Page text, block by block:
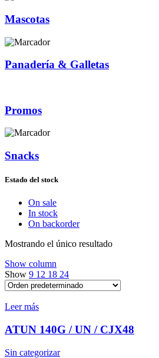
Mascotas
Panadería & Galletas
Promos
Snacks
Estado del stock
On sale
In stock
On backorder
Mostrando el único resultado
Show column
Show 9 12 18 24
Leer más
ATUN 140G / UN / CJX48
Sin categorizar